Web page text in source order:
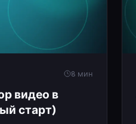
8 мин
видео в
старт)